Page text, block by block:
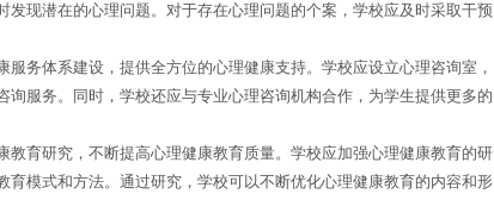
发现潜在的心理问题。对于存在心理问题的个案，学校应及时采取干预
服务体系建设，提供全方位的心理健康支持。学校应设立心理咨询室，
询服务。同时，学校还应与专业心理咨询机构合作，为学生提供更多的
教育研究，不断提高心理健康教育质量。学校应加强心理健康教育的研
育模式和方法。通过研究，学校可以不断优化心理健康教育的内容和形